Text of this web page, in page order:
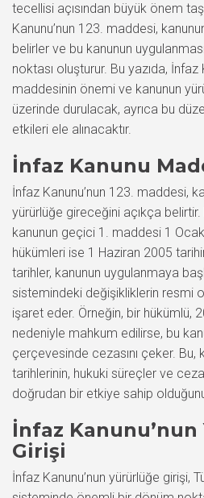
tecellisi açısından büyük önem
Kanunu’nun 123. maddesi,
belirler ve bu kanunun
noktası oluşturur. Bu yazıda, İnfaz
maddesinin önemi ve kanunun
üzerinde durulacak, ayrıca bu
etkileri ele alınacaktır.
İnfaz Kanunu
İnfaz Kanunu’nun 123. maddesi,
yürürlüğe gireceğini açıkça
kanunun geçici 1. maddesi 1
hükümleri ise 1 Haziran 2005
tarihler, kanunun uygulanmaya
sistemindeki değişikliklerin resmi
işaret eder. Örneğin, bir hükümlü,
nedeniyle mahkum edilirse, bu
çerçevesinde cezasını çeker. Bu,
tarihlerinin, hukuki süreçler ve
doğrudan bir etkiye sahip
İnfaz
Girişi
İnfaz Kanunu’nun yürürlüğe girişi,